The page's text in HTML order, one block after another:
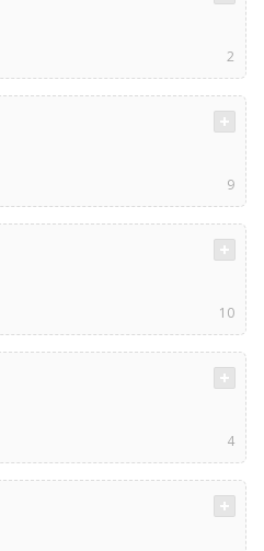
2
9
10
4